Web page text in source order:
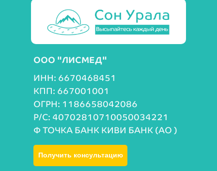
Получить консультацию
ИНН: 6670468451
КПП: 667001001
ОГРН: 1186658042086
Р/С: 40702810710050034221
Ф ТОЧКА БАНК КИВИ БАНК (АО )
ООО "ЛИСМЕД"